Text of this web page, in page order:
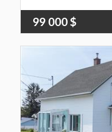
99 000 $